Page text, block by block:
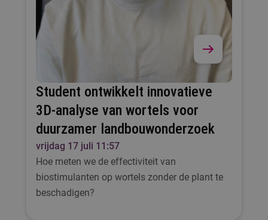
Student ontwikkelt innovatieve
3D-analyse van wortels voor
duurzamer landbouwonderzoek
vrijdag 17 juli 11:57
Hoe meten we de effectiviteit van
biostimulanten op wortels zonder de plant te
beschadigen?